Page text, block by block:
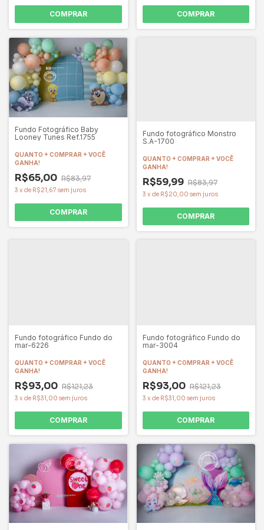
COMPRAR COMPRAR
Fundo Fotográfico Baby
Looney Tunes Ref.1755
QUANTO + COMPRAR + VOCÊ
GANHA!
R$65,00 R$83,97
3 x de R$21,67 sem juros
COMPRAR
Fundo fotográfico Monstro
S.A-1700
QUANTO + COMPRAR + VOCÊ
GANHA!
R$59,99 R$83,97
3 x de R$20,00 sem juros
COMPRAR
Fundo fotográfico Fundo do
mar-6226
QUANTO + COMPRAR + VOCÊ
GANHA!
R$93,00 R$121,23
3 x de R$31,00 sem juros
COMPRAR
Fundo fotográfico Fundo do
mar-3004
QUANTO + COMPRAR + VOCÊ
GANHA!
R$93,00 R$121,23
3 x de R$31,00 sem juros
COMPRAR